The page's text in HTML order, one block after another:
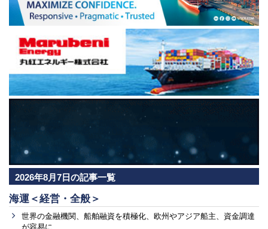
2026年8月7日の記事一覧
海運＜経営・全般＞
世界の金融機関、船舶融資を積極化、欧州やアジア船主、資金調達
が容易に